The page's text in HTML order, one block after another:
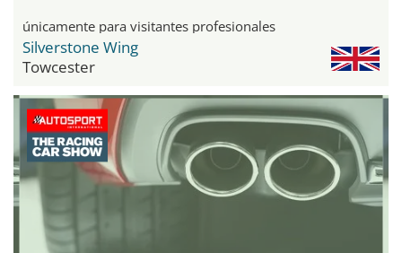
únicamente para visitantes profesionales
Silverstone Wing
Towcester